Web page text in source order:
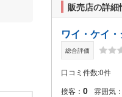
販売店の詳細
ワイ・ケイ
総合評価
口コミ件数:0件
接客： 0 雰囲気：